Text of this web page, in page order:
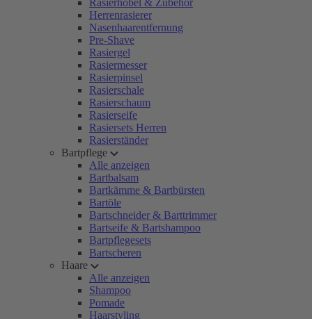
Rasierhobel & Zubehör
Herrenrasierer
Nasenhaarentfernung
Pre-Shave
Rasiergel
Rasiermesser
Rasierpinsel
Rasierschale
Rasierschaum
Rasierseife
Rasiersets Herren
Rasierständer
Bartpflege
Alle anzeigen
Bartbalsam
Bartkämme & Bartbürsten
Bartöle
Bartschneider & Barttrimmer
Bartseife & Bartshampoo
Bartpflegesets
Bartscheren
Haare
Alle anzeigen
Shampoo
Pomade
Haarstyling